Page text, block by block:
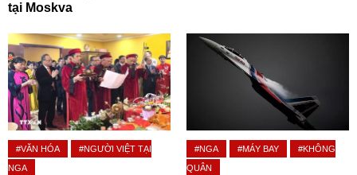
tại Moskva
#VĂN HÓA
#NGƯỜI VIỆT TẠI
NGA
#NGA #MÁY BAY
#KHÔNG
QUÂN